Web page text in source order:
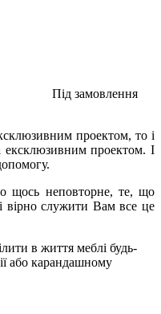
Під замовлення
проектом, то і
ексклюзивним проектом. І
щось неповторне, те, що
вірно служити Вам все це
в життя меблі будь-
або карандашному